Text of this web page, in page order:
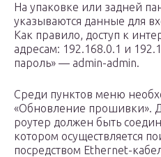
На упаковке или задней
указываются данные для
Как правило, доступ к
адресам: 192.168.0.1 и
пароль» — admin-admin.
Среди пунктов меню
«Обновление прошивки».
роутер должен быть
котором осуществляется
посредством Ethernet-